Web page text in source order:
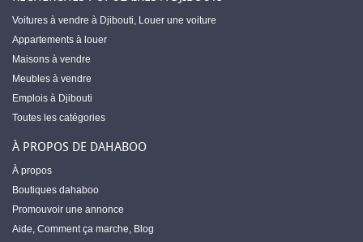
Voitures à vendre à Djibouti, Louer une voiture
Appartements à louer
Maisons à vendre
Meubles à vendre
Emplois à Djibouti
Toutes les catégories
À PROPOS DE DAHABOO
À propos
Boutiques dahaboo
Promouvoir une annonce
Aide, Comment ça marche, Blog